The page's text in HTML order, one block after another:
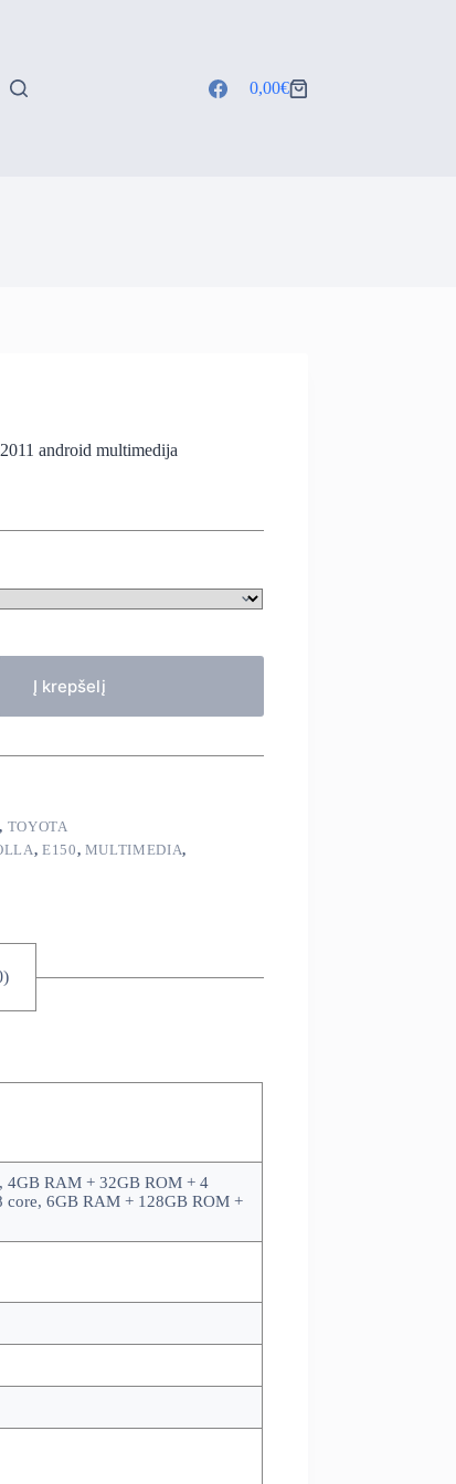
Shopping
0,00€
android multimedija
Į krepšelį
, TOYOTA
, E150, MULTIMEDIA,
4GB RAM + 32GB ROM + 4
6GB RAM + 128GB ROM +